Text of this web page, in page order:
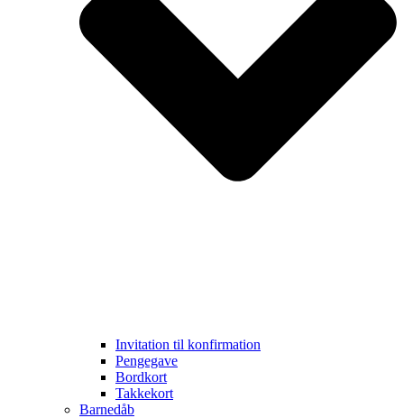
Invitation til konfirmation
Pengegave
Bordkort
Takkekort
Barnedåb